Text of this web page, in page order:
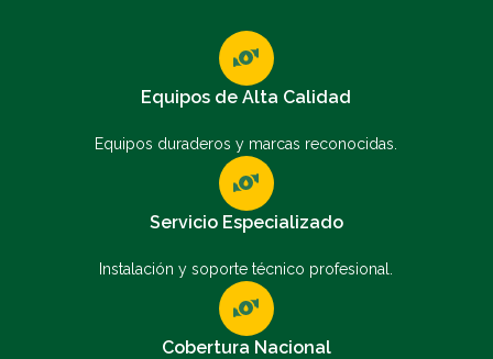
Equipos de Alta Calidad
Equipos duraderos y marcas reconocidas.
Servicio Especializado
Instalación y soporte técnico profesional.
Cobertura Nacional